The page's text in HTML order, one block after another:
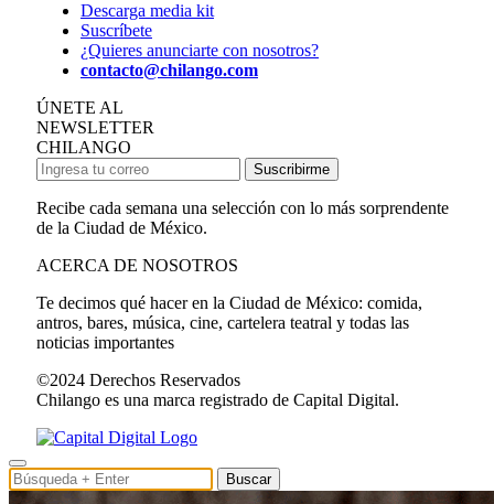
Descarga media kit
Suscríbete
¿Quieres anunciarte con nosotros?
contacto@chilango.com
ÚNETE AL
NEWSLETTER
CHILANGO
Suscribirme
Recibe cada semana una selección con lo más sorprendente
de la Ciudad de México.
ACERCA DE NOSOTROS
Te decimos qué hacer en la Ciudad de México: comida,
antros, bares, música, cine, cartelera teatral y todas las
noticias importantes
©2024 Derechos Reservados
Chilango es una marca registrado de Capital Digital.
Buscar